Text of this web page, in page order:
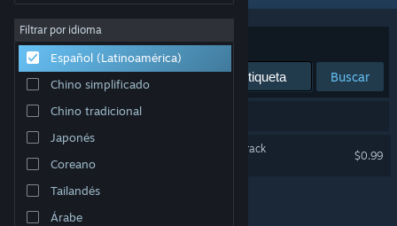
Acerca de
Soporte
Cambiar idioma
Obtener la aplicación de Steam Mobile
Ver versión clásica
Filtrar por idioma
Español (Latinoamérica)
Chino simplificado
Chino tradicional
Japonés
Coreano
Tailandés
Árabe
Ordenar por Relevancia
Buscar
1 resultado coincide con la búsqueda.
Clans to Kingdoms Soundtrack
$0.99